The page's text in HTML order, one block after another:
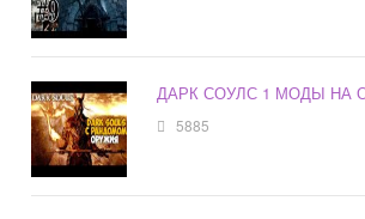
ДАРК СОУЛС 1 МОДЫ НА
5885